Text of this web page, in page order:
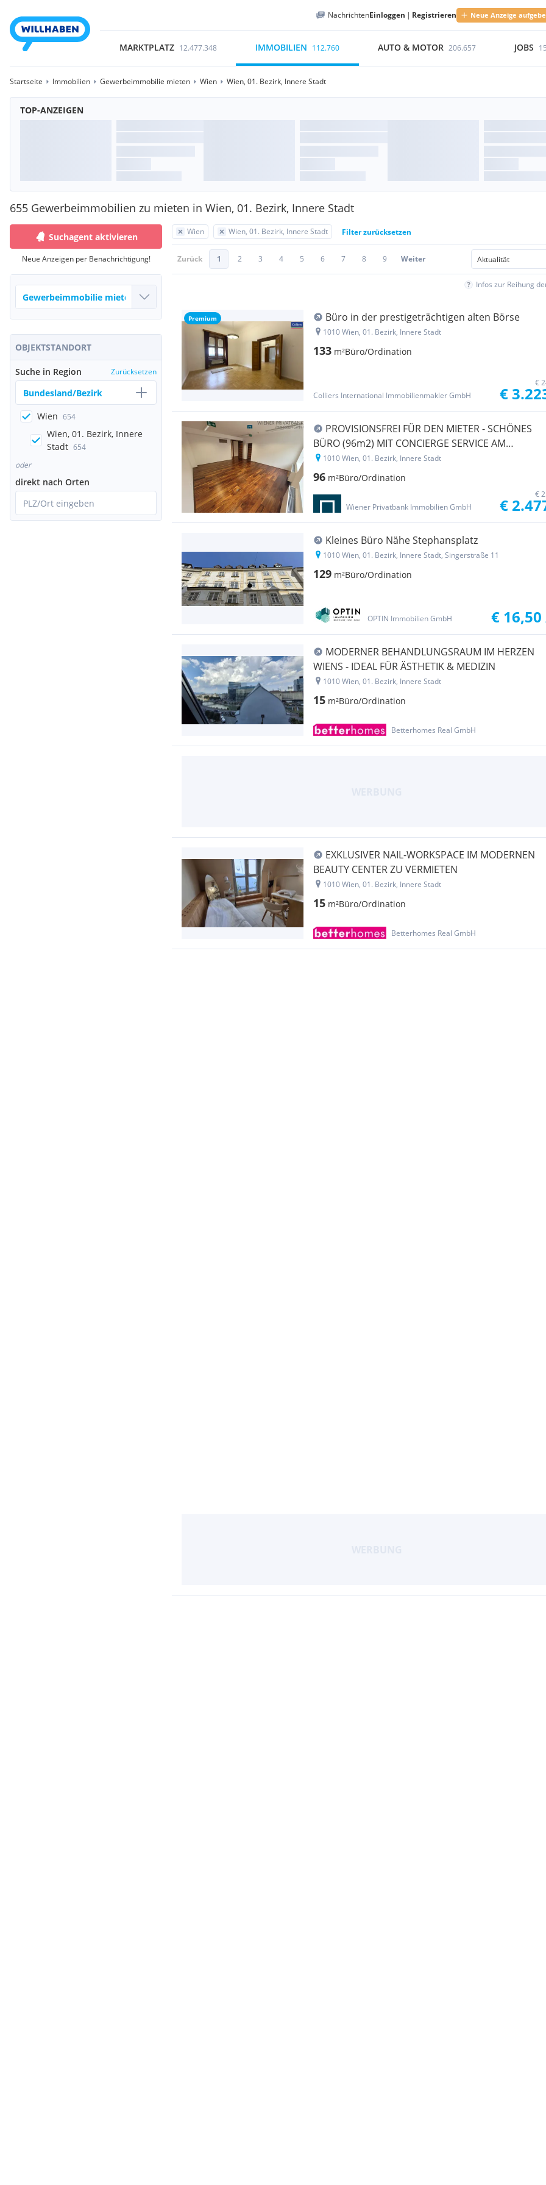
NachrichtenEinloggen | Registrieren Neue Anzeige
MARKTPLATZ 12.477.348 IMMOBILIEN 112.760 AUTO & MOTOR 206.657 JOBS
Startseite Immobilien Gewerbeimmobilie mieten Wien Wien, 01. Bezirk, Innere Stadt
TOP-ANZEIGEN
655 Gewerbeimmobilien zu mieten in Wien, 01. Bezirk, Innere Stadt
Suchagent aktivieren
Neue Anzeigen per Benachrichtigung!
OBJEKTSTANDORT
Suche in Region Zurücksetzen
Bundesland/Bezirk
Wien 654
Wien, 01. Bezirk, Innere
Stadt 654
oder
direkt nach Orten
PLZ/Ort eingeben
Wien Wien, 01. Bezirk, Innere Stadt Filter zurücksetzen
Zurück 1 2 3 4 5 6 7 8 9 Weiter
Infos zur Reihung
Premium Büro in der prestigeträchtigen alten Börse
1010 Wien, 01. Bezirk, Innere Stadt
133 m²Büro/Ordination
Colliers International Immobilienmakler GmbH
€
€
PROVISIONSFREI FÜR DEN MIETER - SCHÖNES
BÜRO (96m2) MIT CONCIERGE SERVICE AM
STADTPARK
1010 Wien, 01. Bezirk, Innere Stadt
96 m²Büro/Ordination
Wiener Privatbank Immobilien GmbH
€
€
Kleines Büro Nähe Stephansplatz
1010 Wien, 01. Bezirk, Innere Stadt, Singerstraße 11
129 m²Büro/Ordination
OPTIN Immobilien GmbH €
MODERNER BEHANDLUNGSRAUM IM HERZEN
WIENS - IDEAL FÜR ÄSTHETIK & MEDIZIN
1010 Wien, 01. Bezirk, Innere Stadt
15 m²Büro/Ordination
Betterhomes Real GmbH
EXKLUSIVER NAIL-WORKSPACE IM MODERNEN
BEAUTY CENTER ZU VERMIETEN
1010 Wien, 01. Bezirk, Innere Stadt
15 m²Büro/Ordination
Betterhomes Real GmbH